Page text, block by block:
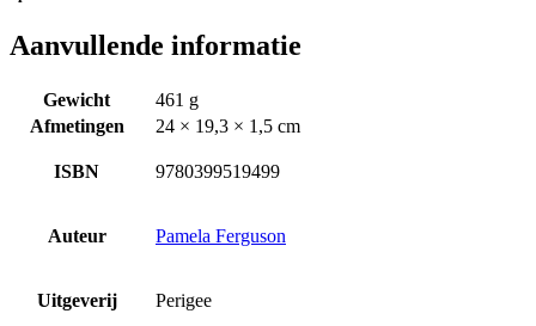
Aanvullende informatie
Gewicht
461 g
Afmetingen
24 × 19,3 × 1,5 cm
ISBN 9780399519499
Auteur Pamela Ferguson
Uitgeverij Perigee